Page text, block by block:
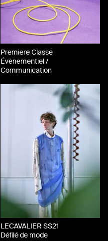
Premiere Classe
Évènementiel /
Communication
LECAVALIER SS21
Défilé de mode